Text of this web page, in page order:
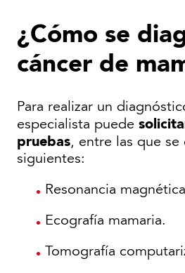
¿Cómo se
cáncer de
Para realizar un
especialista puede
pruebas, entre las que se
siguientes:
Resonancia
Ecografía mamaria.
Tomografía